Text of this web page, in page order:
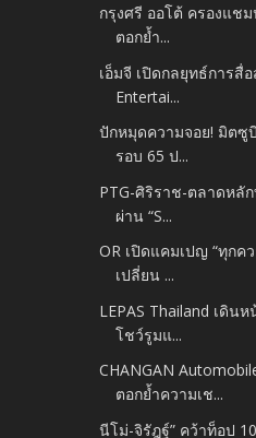
กรุงศรี ออโต้ ครองแช
ตอกย้ำ...
เอ็มจี เปิดกลยุทธ์การสื่
Entertai...
ปักหมุดความจอย! มิตซู
รอบ 65 ป...
PTG-ศิริราช-ตลาดหลั
ผ่าน “S...
OR เปิดแคมเปญ “ทุกค
เปลี่ยน ...
LEPAS Thailand เดิน
โชว์รูมแ...
CHANGAN
ตอกย้ำความเช...
นีโม่-จิรัฎฐ์” คว้าท็อป